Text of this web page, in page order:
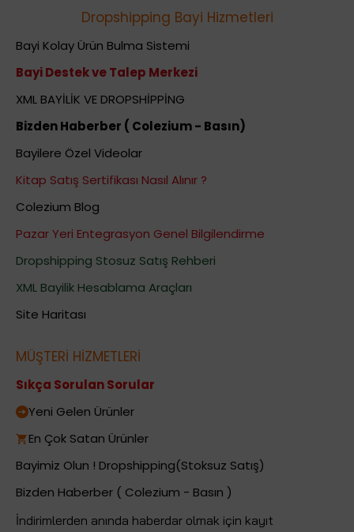
Dropshipping Bayi Hizmetleri
Bayi Kolay Ürün Bulma Sistemi
Bayi Destek ve Talep Merkezi
XML BAYİLİK VE DROPSHİPPİNG
Bizden Haberber ( Colezium - Basın)
Bayilere Özel Videolar
Kitap Satış Sertifikası Nasıl Alınır ?
Colezium Blog
Pazar Yeri Entegrasyon Genel Bilgilendirme
Dropshipping Stosuz Satış Rehberi
XML Bayilik Hesablama Araçları
Site Haritası
MÜŞTERİ HİZMETLERİ
Sıkça Sorulan Sorular
Yeni Gelen Ürünler
En Çok Satan Ürünler
Bayimiz Olun ! Dropshipping(Stoksuz Satış)
Bizden Haberber ( Colezium - Basın )
İndirimlerden anında haberdar olmak için kayıt